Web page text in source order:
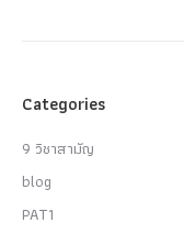
Categories
9 วิชาสามัญ
blog
PAT1